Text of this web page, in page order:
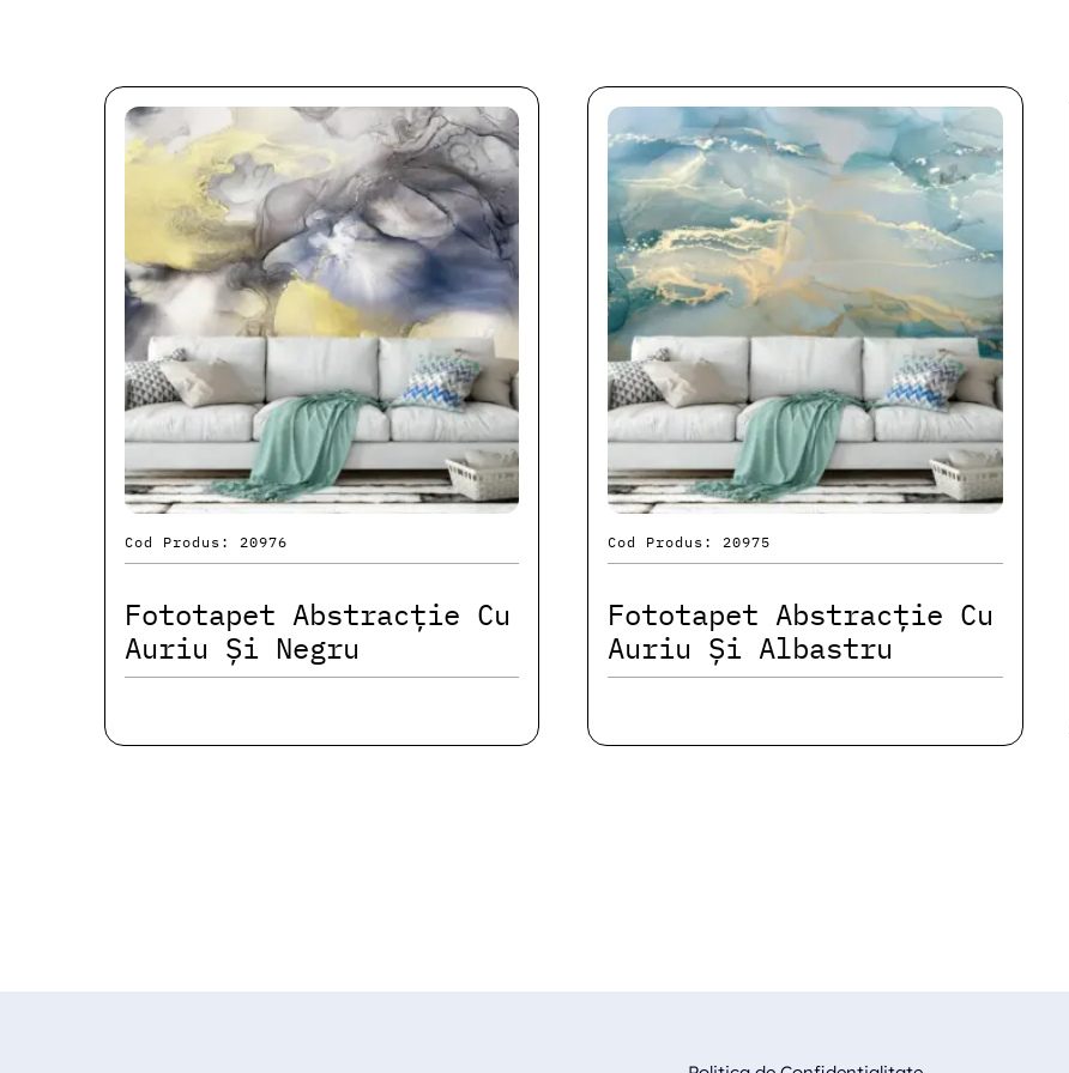
Cod Produs: 20976
Fototapet Abstracție Cu
Auriu Și Negru
Cod Produs: 20975
Fototapet Abstracție Cu
Auriu Și Albastru